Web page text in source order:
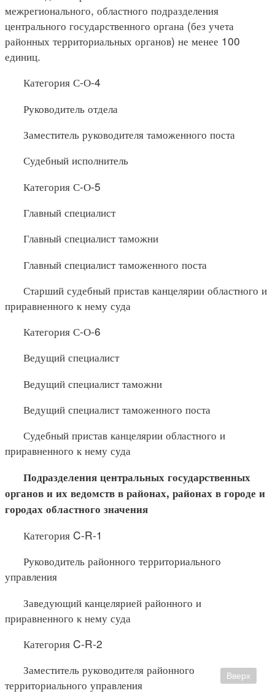
межрегионального, областного подразделения
центрального государственного органа (без учета
районных территориальных органов) не менее 100
единиц.
Категория С-О-4
Руководитель отдела
Заместитель руководителя таможенного поста
Судебный исполнитель
Категория С-О-5
Главный специалист
Главный специалист таможни
Главный специалист таможенного поста
Старший судебный пристав канцелярии областного и
приравненного к нему суда
Категория С-О-6
Ведущий специалист
Ведущий специалист таможни
Ведущий специалист таможенного поста
Судебный пристав канцелярии областного и
приравненного к нему суда
Подразделения центральных государственных
органов и их ведомств в районах, районах в городе и
городах областного значения
Категория C-R-1
Руководитель районного территориального
управления
Заведующий канцелярией районного и
приравненного к нему суда
Категория C-R-2
Заместитель руководителя районного
территориального управления
Вверх